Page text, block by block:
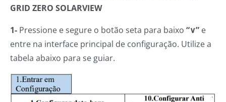
GRID ZERO SOLARVIEW
1- Pressione e segure o botão seta para baixo “∨” e
entre na interface principal de configuração. Utilize a
tabela abaixo para se guiar.